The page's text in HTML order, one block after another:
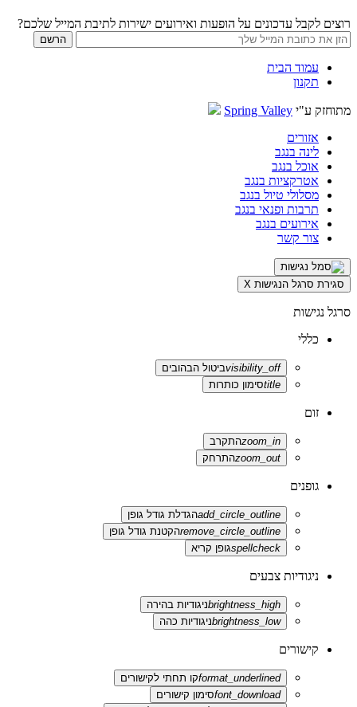
רוצים לקבל עדכונים על הופעות ואירועים ישירות לתיבת המייל שלכם?
עמוד הבית
תקנון
מתוחזק ע"י Spring Valley
אזורים
לינה בנגב
אוכל בנגב
אטרקציות בנגב
מסלולי טיול בנגב
תרבות ופנאי בנגב
אירועים בנגב
צור קשר
סגירת סרגל הנגישות X
סרגל נגישות
כללי
visibility_offביטול הבהובים
titleסימון כותרות
זום
zoom_inהתקרב
zoom_outהתרחק
גופנים
add_circle_outlineהגדלת גודל גופן
remove_circle_outlineהקטנת גודל גופן
spellcheckגופן קריא
ניגודיות צבעים
brightness_highניגודיות בהירה
brightness_lowניגודיות כהה
קישורים
format_underlinedקו תחתי לקישורים
font_downloadסימון קישורים